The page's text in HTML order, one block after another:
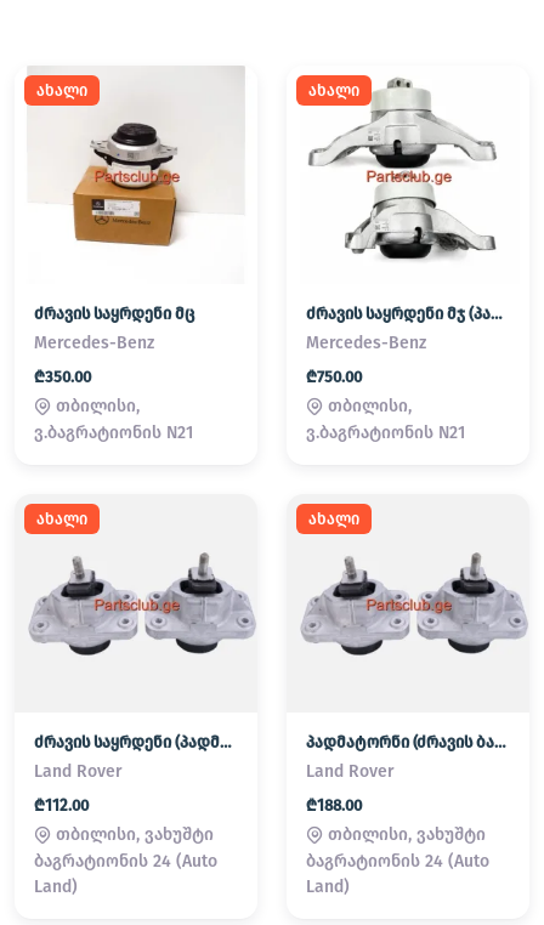
ახალი
ძრავის საყრდენი მც
Mercedes-Benz
₾350.00
თბილისი,
ვ.ბაგრატიონის N21
ახალი
ძრავის საყრდენი მჯ (პადმატორნი)
Mercedes-Benz
₾750.00
თბილისი,
ვ.ბაგრატიონის N21
ახალი
ძრავის საყრდენი (პადმატორნი)
Land Rover
₾112.00
თბილისი, ვახუშტი
ბაგრატიონის 24 (Auto
Land)
ახალი
პადმატორნი (ძრავის ბალიში) LAND ROVER
Land Rover
₾188.00
თბილისი, ვახუშტი
ბაგრატიონის 24 (Auto
Land)